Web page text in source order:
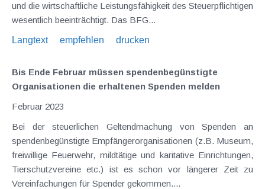
und die wirtschaftliche Leistungsfähigkeit des Steuerpflichtigen
wesentlich beeinträchtigt. Das BFG...
Langtext
empfehlen drucken
Bis Ende Februar müssen spendenbegünstigte
Organisationen die erhaltenen Spenden melden
Februar 2023
Bei der steuerlichen Geltendmachung von Spenden an
spendenbegünstigte Empfängerorganisationen (z.B. Museum,
freiwillige Feuerwehr, mildtätige und karitative Einrichtungen,
Tierschutzvereine etc.) ist es schon vor längerer Zeit zu
Vereinfachungen für Spender gekommen....